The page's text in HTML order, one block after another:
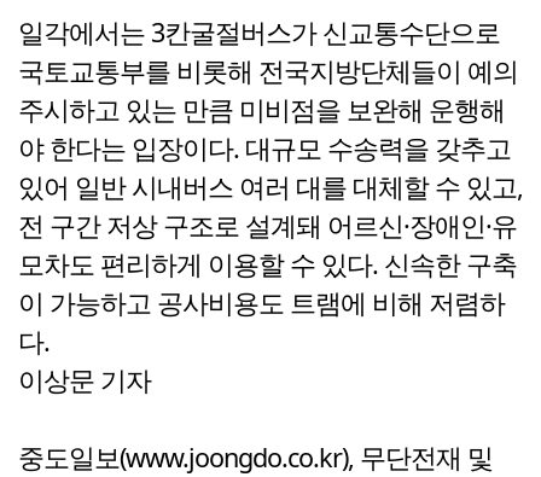
일각에서는 3칸굴절버스가 신교통수단으로
국토교통부를 비롯해 전국지방단체들이 예의
주시하고 있는 만큼 미비점을 보완해 운행해
야 한다는 입장이다. 대규모 수송력을 갖추고
있어 일반 시내버스 여러 대를 대체할 수 있고,
전 구간 저상 구조로 설계돼 어르신·장애인·유
모차도 편리하게 이용할 수 있다. 신속한 구축
이 가능하고 공사비용도 트램에 비해 저렴하
다.
이상문 기자
중도일보(www.joongdo.co.kr), 무단전재 및